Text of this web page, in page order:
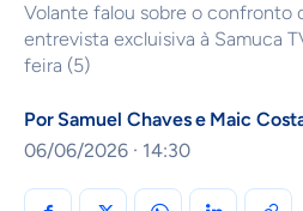
Volante falou sobre o confronto
entrevista excluisiva à Samuca
feira (5)
Por Samuel Chavese Maic
06/06/2026 · 14:30